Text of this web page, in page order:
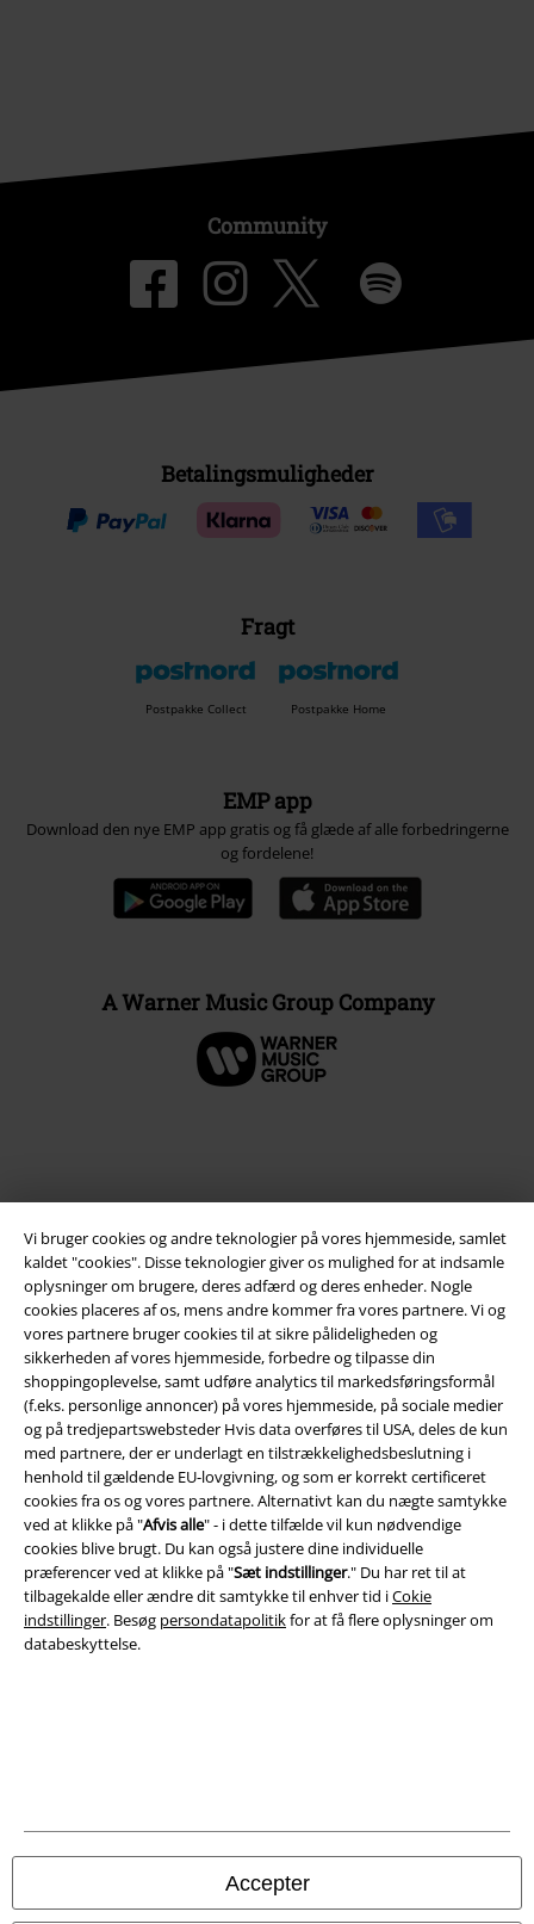
Vi bruger cookies og andre teknologier på vores hjemmeside, samlet
kaldet "cookies". Disse teknologier giver os mulighed for at indsamle
oplysninger om brugere, deres adfærd og deres enheder. Nogle
cookies placeres af os, mens andre kommer fra vores partnere. Vi og
vores partnere bruger cookies til at sikre pålideligheden og
sikkerheden af ​​vores hjemmeside, forbedre og tilpasse din
shoppingoplevelse, samt udføre analytics til markedsføringsformål
(f.eks. personlige annoncer) på vores hjemmeside, på sociale medier
og på tredjepartswebsteder Hvis data overføres til USA, deles de kun
med partnere, der er underlagt en tilstrækkelighedsbeslutning i
henhold til gældende EU-lovgivning, og som er korrekt certificeret
cookies fra os og vores partnere. Alternativt kan du nægte samtykke
ved at klikke på "Afvis alle" - i dette tilfælde vil kun nødvendige
cookies blive brugt. Du kan også justere dine individuelle
præferencer ved at klikke på "Sæt indstillinger." Du har ret til at
tilbagekalde eller ændre dit samtykke til enhver tid iCokie
indstillinger. Besøg persondatapolitikfor at få flere oplysninger om
databeskyttelse.
Accepter
Community
Betalingsmuligheder
Fragt
Postpakke Collect Postpakke Home
EMP app
Download den nye EMP app gratis og få glæde af alle forbedringerne
og fordelene!
A Warner Music Group Company
Juridisk
Salgs-, medlems- & leveringsbetingelser
Om EMP Danmark
Persondatapolitik
Bortskaffelse af affald og miljøbeskyttelse
Overensstemmelseserklæring
Oplysninger om tilgængelighed
© 1986-2026 E.M.P. Merchandising HGmbH